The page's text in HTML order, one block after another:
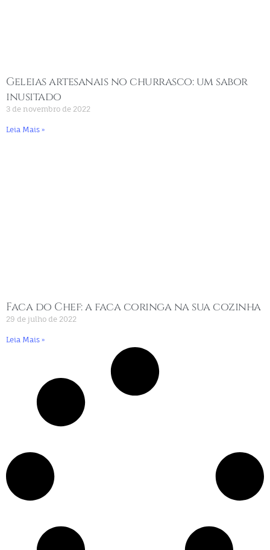
Geleias artesanais no churrasco: um sabor
inusitado
3 de novembro de 2022
Leia Mais »
Faca do Chef: a faca coringa na sua cozinha
29 de julho de 2022
Leia Mais »